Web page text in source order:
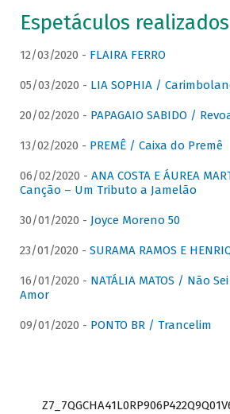
Espetáculos realizados
12/03/2020 - FLAIRA FERRO
05/03/2020 - LIA SOPHIA /
20/02/2020 - PAPAGAIO SABIDO /
13/02/2020 - PREMÊ / Caixa do Premê
06/02/2020 - ANA COSTA E ÁUREA
Canção – Um Tributo a Jamelão
30/01/2020 - Joyce Moreno 50
23/01/2020 - SURAMA RAMOS E
16/01/2020 - NATÁLIA MATOS / Não
Amor
09/01/2020 - PONTO BR / Trancelim